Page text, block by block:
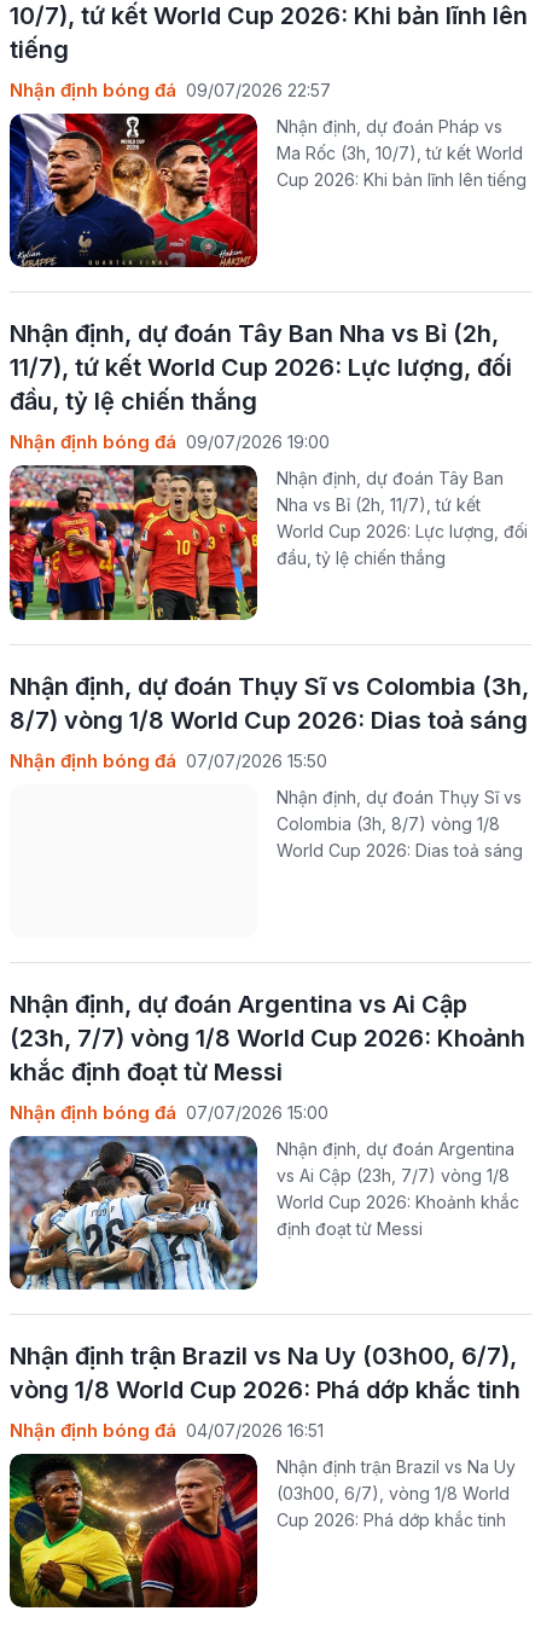
10/7), tứ kết World Cup 2026: Khi bản lĩnh lên
tiếng
Nhận định bóng đá 09/07/2026 22:57
Nhận định, dự đoán Pháp vs
Ma Rốc (3h, 10/7), tứ kết World
Cup 2026: Khi bản lĩnh lên tiếng
Nhận định, dự đoán Tây Ban Nha vs Bỉ (2h,
11/7), tứ kết World Cup 2026: Lực lượng, đối
đầu, tỷ lệ chiến thắng
Nhận định bóng đá 09/07/2026 19:00
Nhận định, dự đoán Tây Ban
Nha vs Bỉ (2h, 11/7), tứ kết
World Cup 2026: Lực lượng, đối
đầu, tỷ lệ chiến thắng
Nhận định, dự đoán Thụy Sĩ vs Colombia (3h,
8/7) vòng 1/8 World Cup 2026: Dias toả sáng
Nhận định bóng đá 07/07/2026 15:50
Nhận định, dự đoán Thụy Sĩ vs
Colombia (3h, 8/7) vòng 1/8
World Cup 2026: Dias toả sáng
Nhận định, dự đoán Argentina vs Ai Cập
(23h, 7/7) vòng 1/8 World Cup 2026: Khoảnh
khắc định đoạt từ Messi
Nhận định bóng đá 07/07/2026 15:00
Nhận định, dự đoán Argentina
vs Ai Cập (23h, 7/7) vòng 1/8
World Cup 2026: Khoảnh khắc
định đoạt từ Messi
Nhận định trận Brazil vs Na Uy (03h00, 6/7),
vòng 1/8 World Cup 2026: Phá dớp khắc tinh
Nhận định bóng đá 04/07/2026 16:51
Nhận định trận Brazil vs Na Uy
(03h00, 6/7), vòng 1/8 World
Cup 2026: Phá dớp khắc tinh